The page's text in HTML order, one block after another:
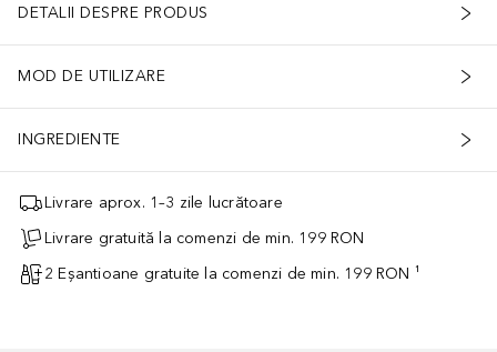
DETALII DESPRE PRODUS
MOD DE UTILIZARE
INGREDIENTE
Livrare aprox. 1–3 zile lucrătoare
Livrare gratuită la comenzi de min. 199 RON
2 Eșantioane gratuite la comenzi de min. 199 RON ¹